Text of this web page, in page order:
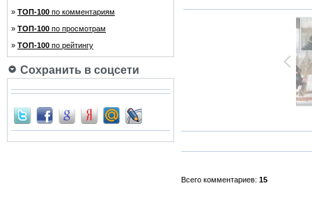
» ТОП-100 по комментариям
» ТОП-100 по просмотрам
» ТОП-100 по рейтингу
Сохранить в соцсети
Всего комментариев: 15